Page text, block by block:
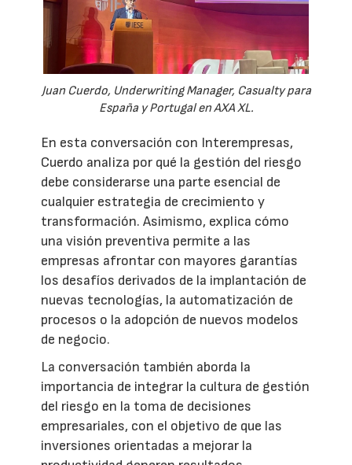
Juan Cuerdo, Underwriting Manager, Casualty para
España y Portugal en AXA XL.
En esta conversación con Interempresas,
Cuerdo analiza por qué la gestión del riesgo
debe considerarse una parte esencial de
cualquier estrategia de crecimiento y
transformación. Asimismo, explica cómo
una visión preventiva permite a las
empresas afrontar con mayores garantías
los desafíos derivados de la implantación de
nuevas tecnologías, la automatización de
procesos o la adopción de nuevos modelos
de negocio.
La conversación también aborda la
importancia de integrar la cultura de gestión
del riesgo en la toma de decisiones
empresariales, con el objetivo de que las
inversiones orientadas a mejorar la